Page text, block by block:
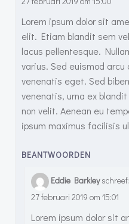
Lorem ipsum dolor sit
elit. Etiam blandit sem
lacus pellentesque.
varius. Sed euismod
venenatis eget. Sed
venenatis, urna ex
non velit. Aenean eu
ipsum maximus facilisis
BEANTWOORDEN
Eddie Barkley schreef:
27 februari 2019 om 15:01
Lorem ipsum dolor sit